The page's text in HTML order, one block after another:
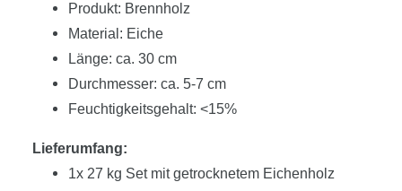
Produkt: Brennholz
Material: Eiche
Länge: ca. 30 cm
Durchmesser: ca. 5-7 cm
Feuchtigkeitsgehalt: <15%
Lieferumfang:
1x 27 kg Set mit getrocknetem Eichenholz